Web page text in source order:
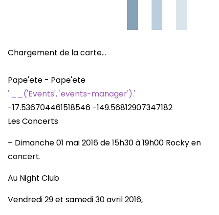
Chargement de la carte…
Pape'ete - Pape'ete
'.__('Events', 'events-manager').'
-17.536704461518546 -149.56812907347182
Les Concerts
– Dimanche 01 mai 2016 de 15h30 à 19h00 Rocky en
concert.
Au Night Club
Vendredi 29 et samedi 30 avril 2016,